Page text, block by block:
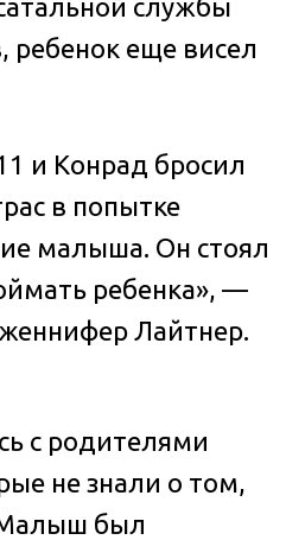
службы
ребенок еще висел
и Конрад бросил
в попытке
малыша. Он стоял
ребенка», —
Лайтнер.
с родителями
не знали о том,
Малыш был